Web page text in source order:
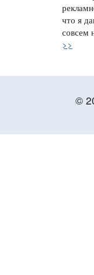
что я
совсем
>>
©